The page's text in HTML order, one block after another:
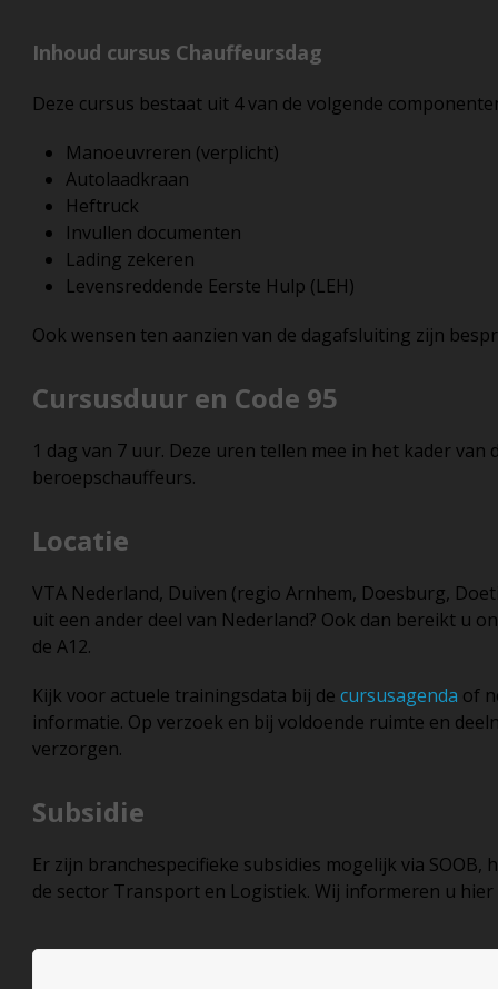
Inhoud cursus Chauffeursdag
Deze cursus bestaat uit 4 van de volgende
Manoeuvreren (verplicht)
Autolaadkraan
Heftruck
Invullen documenten
Lading zekeren
Levensreddende Eerste Hulp (LEH)
Ook wensen ten aanzien van de dagafsluiting zijn
Cursusduur en Code 95
1 dag van 7 uur. Deze uren tellen mee in het kader van
beroepschauffeurs.
Locatie
VTA Nederland, Duiven (regio Arnhem, Doesburg,
uit een ander deel van Nederland? Ook dan bereikt u
de A12.
Kijk voor actuele trainingsdata bij de cursusagenda of
informatie. Op verzoek en bij voldoende ruimte en
verzorgen.
Subsidie
Er zijn branchespecifieke subsidies mogelijk via
de sector Transport en Logistiek. Wij informeren u hier